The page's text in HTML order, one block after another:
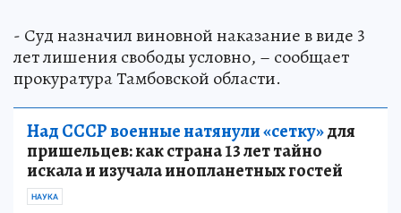
- Суд назначил виновной наказание в виде 3
лет лишения свободы условно, – сообщает
прокуратура Тамбовской области.
Над СССР военные натянули «сетку»для
пришельцев: как страна 13 лет тайно
искала и изучала инопланетных гостей
НАУКА